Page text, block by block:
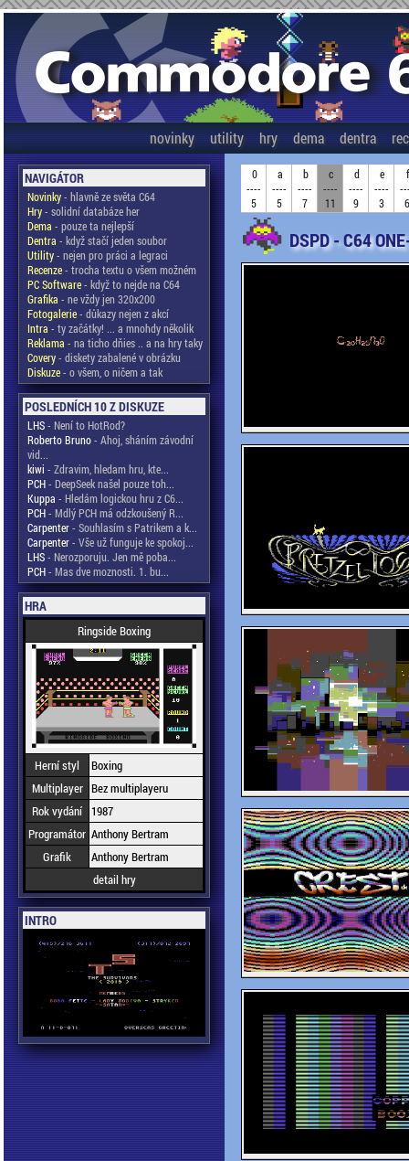
novinky utility hry dema dentra
NAVIGÁTOR
Novinky- hlavně ze světa C64
Hry- solidní databáze her
Dema - pouze ta nejlepší
Dentra - když stačí jeden soubor
Utility- nejen pro práci a legraci
Recenze- trocha textu o všem možném
PC Software- když to nejde na C64
Grafika - ne vždy jen 320x200
Fotogalerie- důkazy nejen z akcí
Intra - ty začátky! ... a mnohdy několik
Reklama - na ticho dňies .. a na hry taky
Covery- diskety zabalené v obrázku
Diskuze- o všem, o ničem a tak
POSLEDNÍCH 10 Z DISKUZE
LHS- Není to HotRod?
Roberto Bruno- Ahoj, sháním závodní
vid...
kiwi - Zdravim, hledam hru, kte...
PCH- DeepSeek našel pouze toh...
Kuppa - Hledám logickou hru z C6...
PCH- Mdlý PCH má odzkoušený R...
Carpenter- Souhlasím s Patrikem a k...
Carpenter- Vše už funguje ke spokoj...
LHS- Nerozporuju. Jen mě poba...
PCH- Mas dve moznosti. 1. bu...
HRA
Ringside Boxing
Herní styl
Boxing
Multiplayer Bez multiplayeru
Rok vydání
1987
Programátor Anthony Bertram
Grafik
Anthony Bertram
detail hry
INTRO
0
----
5
a
----
5
b
----
7
c
----
11
d
----
9
e
----
3
f
6
DSPD - C64